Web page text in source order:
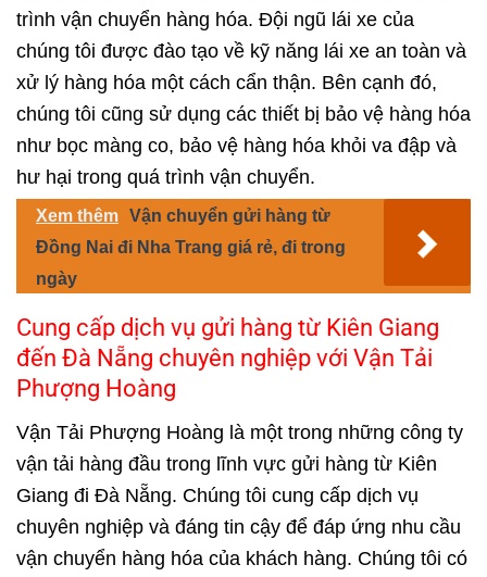
trình vận chuyển hàng hóa. Đội ngũ lái xe của
chúng tôi được đào tạo về kỹ năng lái xe an toàn và
xử lý hàng hóa một cách cẩn thận. Bên cạnh đó,
chúng tôi cũng sử dụng các thiết bị bảo vệ hàng hóa
như bọc màng co, bảo vệ hàng hóa khỏi va đập và
hư hại trong quá trình vận chuyển.
Xem thêm Vận chuyển gửi hàng từ
Đồng Nai đi Nha Trang giá rẻ, đi trong
ngày
Cung cấp dịch vụ gửi hàng từ Kiên Giang
đến Đà Nẵng chuyên nghiệp với Vận Tải
Phượng Hoàng
Vận Tải Phượng Hoàng là một trong những công ty
vận tải hàng đầu trong lĩnh vực gửi hàng từ Kiên
Giang đi Đà Nẵng. Chúng tôi cung cấp dịch vụ
chuyên nghiệp và đáng tin cậy để đáp ứng nhu cầu
vận chuyển hàng hóa của khách hàng. Chúng tôi có